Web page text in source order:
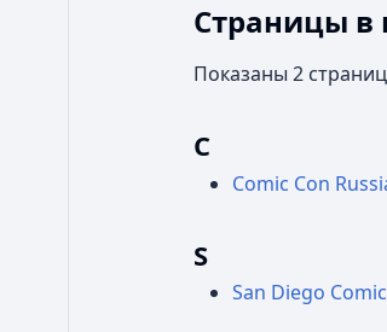
Страницы в
Показаны 2
C
Comic Con
S
San Diego